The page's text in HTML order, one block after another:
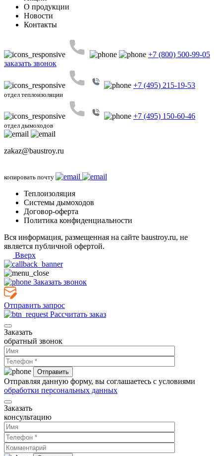
О продукции
Новости
Контакты
+7 (800) 500-99-05
заказать звонок
+7 (495) 215-19-53
отдел теплоизоляции
+7 (495) 150-60-46
отдел дымоходов
zakaz@baustroy.ru
копировать почту
Теплоизоляция
Системы дымоходов
Договор-оферта
Политика конфиденциальности
Вся информация, размещенная на сайте baustroy.ru, не
является публичной офертой.
Вверх
Заказать звонок
Отправить запрос
Рассчитать заказ
Заказать
обратный звонок
Отправляя данную форму, вы соглашаетесь с условиями
обработки персональных данных
Заказать
консультацию